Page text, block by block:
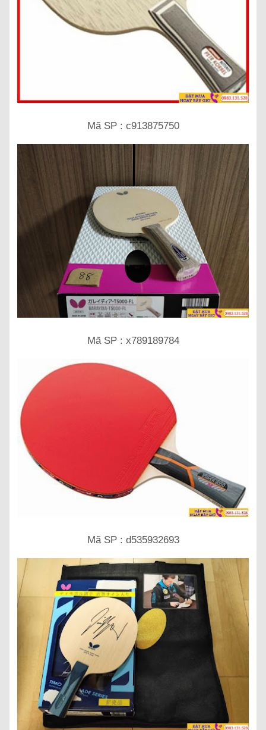
Mã SP : c913875750
Mã SP : x789189784
Mã SP : d535932693